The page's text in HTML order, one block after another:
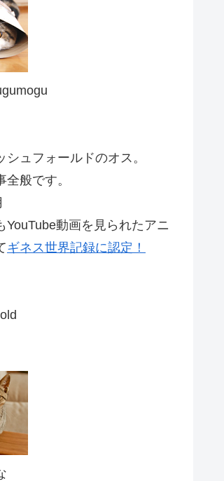
シュフォールドのオス。
全般です。
YouTube動画を見られたアニ
ギネス世界記録に認定！